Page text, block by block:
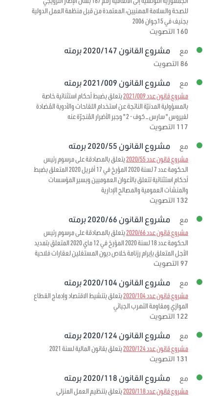
للصحة والسلامة المهنيين، المعتمدة من قبل منظمة العمل الدولية
بجنيف في 15جوان 2006
160 التصويت
مع مشروع القانون 2020/147 برمته
86 التصويت
مع مشروع القانون 2021/009 برمته
مشروع قانون عدد 2021/009
يتعلق بضبط أحكام استثنائية خاصة
بالمسؤولية المدنيّة الناتجة عن استخدام اللقاحات والأدوية المُضادة
لفيروس " سارس – كوف - 2 " وجبر الأضرار المُنجرّة عنه
117 التصويت
مع مشروع القانون 2020/55 برمته
مشروع قانون عدد 2020/55
يتعلق بالمصادقة على مرسوم رئيس
الحكومة عدد 7 لسنة 2020 المؤرخ في 17 أفريل 2020 المتعلق بضبط
أحكام استثنائية تتعلق بالأعوان العموميين وبسير المؤسسات
والمنشآت العمومية والمصالح الإدارية
132 التصويت
مع مشروع القانون 2020/66 برمته
مشروع قانون عدد 2020/66
يتعلق بالمصادقة على مرسوم رئيس
الحكومة عدد 18 لسنة 2020 المؤرخ في 12 ماي 2020 المتعلق بتمديد
الأجل المتعلق بإبرام رزنامة خلاص ديون المستغلين لعقارات فلاحية
97 التصويت
مع مشروع القانون 2020/104 برمته
مشروع قانون عدد 2020/104
يتعلق بتنشيط الاقتصاد وإدماج القطاع
الموازي ومقاومة التهرب الجبائي
122 التصويت
مع مشروع القانون 2020/124 برمته
مشروع قانون عدد 2020/124
يتعلق بقانون المالية لسنة 2021
131 التصويت
مع مشروع القانون 2020/118 برمته
مشروع قانون عدد 2020/118
يتعلق بتنظيم العمل المنزلي